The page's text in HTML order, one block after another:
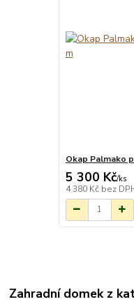
Okap Palmako
5 300 Kč/ks
4 380 Kč bez
Zahradní domek z